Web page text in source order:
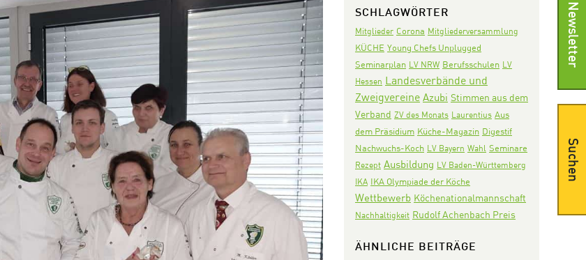
SCHLAGWÖRTER
Mitglieder Corona Mitgliederversammlung
KÜCHE Young Chefs Unplugged
Seminarplan LV NRW Berufsschulen LV
Hessen Landesverbände und
Zweigvereine Azubi Stimmen aus dem
Verband ZV des Monats Laurentius Aus
dem Präsidium Küche-Magazin Digestif
Nachwuchs-Koch LV Bayern Wahl Seminare
Rezept Ausbildung LV Baden-Württemberg
IKA IKA Olympiade der Köche
Wettbewerb Köchenationalmannschaft
Nachhaltigkeit Rudolf Achenbach Preis
ÄHNLICHE BEITRÄGE
Newsletter
Suchen